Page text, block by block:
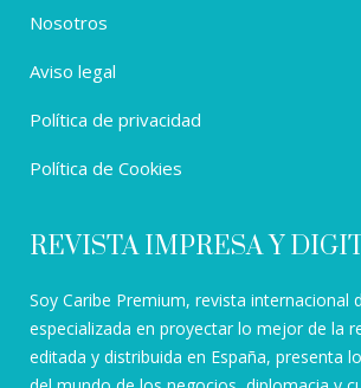
Nosotros
Aviso legal
Política de privacidad
Política de Cookies
REVISTA IMPRESA Y
Soy Caribe Premium, revista internacional
especializada en proyectar lo mejor de la
editada y distribuida en España, presenta